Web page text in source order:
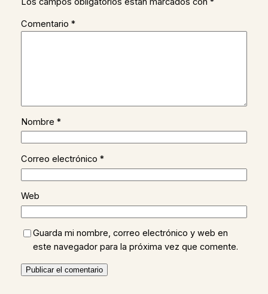
Comentario *
Nombre *
Correo electrónico *
Web
Guarda mi nombre, correo electrónico y web en
este navegador para la próxima vez que comente.